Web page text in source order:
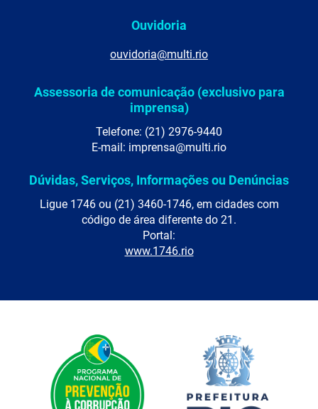
Ouvidoria
ouvidoria@multi.rio
Assessoria de comunicação (exclusivo para
imprensa)
Telefone: (21) 2976-9440
E-mail: imprensa@multi.rio
Dúvidas, Serviços, Informações ou Denúncias
Ligue 1746 ou (21) 3460-1746, em cidades com
código de área diferente do 21.
Portal:
www.1746.rio